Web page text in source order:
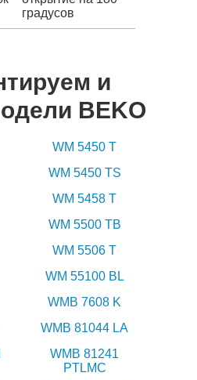
градусов
и
BEKO
WM 5450 T
WM 5450 TS
WM 5458 T
WM 5500 TB
WM 5506 T
WM 55100 BL
WMB 7608 K
WMB 81044 LA
WMB 81241
PTLMC